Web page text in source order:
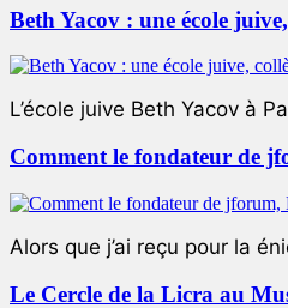
Beth Yacov : une école
L’école juive Beth Yacov à
Comment le fondateur de
Alors que j’ai reçu pour la
Le Cercle de la Licra au